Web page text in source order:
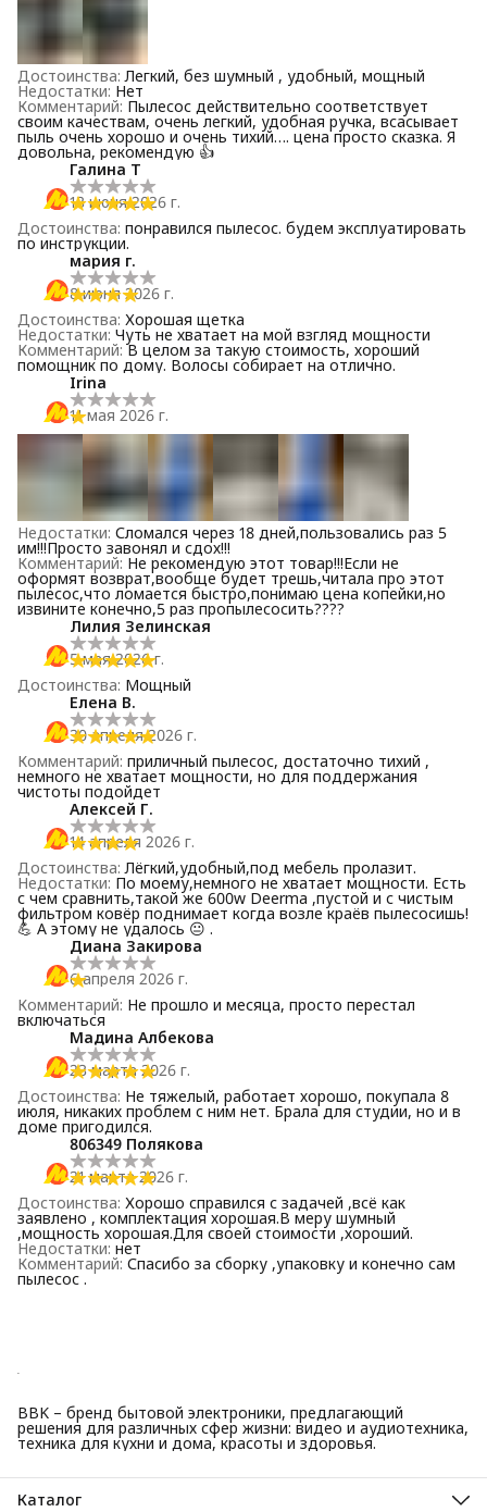
Достоинства: Легкий, без шумный , удобный, мощный
Недостатки: Нет
Комментарий: Пылесос действительно соответствует
своим качествам, очень легкий, удобная ручка, всасывает
пыль очень хорошо и очень тихий…. цена просто сказка. Я
довольна, рекомендую 👍
Галина Т
13 июня 2026 г.
Достоинства: понравился пылесос. будем эксплуатировать
по инструкции.
мария г.
8 июня 2026 г.
Достоинства: Хорошая щетка
Недостатки: Чуть не хватает на мой взгляд мощности
Комментарий: В целом за такую стоимость, хороший
помощник по дому. Волосы собирает на отлично.
Irina
11 мая 2026 г.
Недостатки: Сломался через 18 дней,пользовались раз 5
им!!!Просто завонял и сдох!!!
Комментарий: Не рекомендую этот товар!!!Если не
оформят возврат,вообще будет трешь,читала про этот
пылесос,что ломается быстро,понимаю цена копейки,но
извините конечно,5 раз пропылесосить????
Лилия Зелинская
5 мая 2026 г.
Достоинства: Мощный
Елена В.
30 апреля 2026 г.
Комментарий: приличный пылесос, достаточно тихий ,
немного не хватает мощности, но для поддержания
чистоты подойдет
Алексей Г.
14 апреля 2026 г.
Достоинства: Лёгкий,удобный,под мебель пролазит.
Недостатки: По моему,немного не хватает мощности. Есть
с чем сравнить,такой же 600w Deerma ,пустой и с чистым
фильтром ковёр поднимает когда возле краёв пылесосишь!
💪 А этому не удалось 😐 .
Диана Закирова
6 апреля 2026 г.
Комментарий: Не прошло и месяца, просто перестал
включаться
Мадина Албекова
23 марта 2026 г.
Достоинства: Не тяжелый, работает хорошо, покупала 8
июля, никаких проблем с ним нет. Брала для студии, но и в
доме пригодился.
806349 Полякова
21 марта 2026 г.
Достоинства: Хорошо справился с задачей ,всё как
заявлено , комплектация хорошая.В меру шумный
,мощность хорошая.Для своей стоимости ,хороший.
Недостатки: нет
Комментарий: Спасибо за сборку ,упаковку и конечно сам
пылесос .
BBK – бренд бытовой электроники, предлагающий
решения для различных сфер жизни: видео и аудиотехника,
техника для кухни и дома, красоты и здоровья.
Каталог